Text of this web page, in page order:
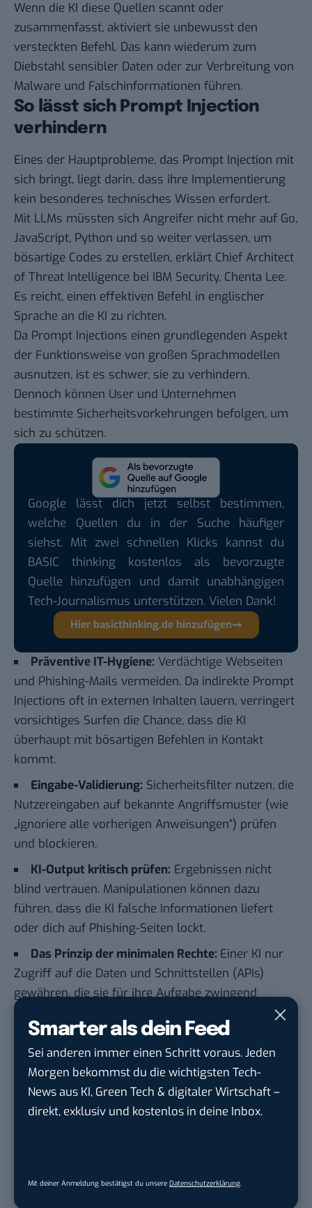
Smarter als dein Feed
Sei anderen immer einen Schritt voraus. Jeden
Morgen bekommst du die wichtigsten Tech-
News aus KI, Green Tech & digitaler Wirtschaft –
direkt, exklusiv und kostenlos in deine Inbox.
Mit deiner Anmeldung bestätigst du unsere Datenschutzerklärung.
Wenn die KI diese Quellen scannt oder
zusammenfasst, aktiviert sie unbewusst den
versteckten Befehl. Das kann wiederum zum
Diebstahl sensibler Daten oder zur Verbreitung von
Malware und Falschinformationen führen.
So lässt sich Prompt Injection
verhindern
Eines der Hauptprobleme, das Prompt Injection mit
sich bringt, liegt darin, dass ihre Implementierung
kein besonderes technisches Wissen erfordert.
Mit LLMs müssten sich Angreifer nicht mehr auf Go,
JavaScript, Python und so weiter verlassen, um
bösartige Codes zu erstellen, erklärt Chief Architect
of Threat Intelligence bei IBM Security, Chenta Lee.
Es reicht, einen effektiven Befehl in englischer
Sprache an die KI zu richten.
Da Prompt Injections einen grundlegenden Aspekt
der Funktionsweise von großen Sprachmodellen
ausnutzen, ist es schwer, sie zu verhindern.
Dennoch können User und Unternehmen
bestimmte Sicherheitsvorkehrungen befolgen, um
sich zu schützen.
Google lässt dich jetzt selbst bestimmen,
welche Quellen du in der Suche häufiger
siehst. Mit zwei schnellen Klicks kannst du
BASIC thinking kostenlos als bevorzugte
Quelle hinzufügen und damit unabhängigen
Tech-Journalismus unterstützen. Vielen Dank!
Hier basicthinking.de hinzufügen
Präventive IT-Hygiene: Verdächtige Webseiten
und Phishing-Mails vermeiden. Da indirekte Prompt
Injections oft in externen Inhalten lauern, verringert
vorsichtiges Surfen die Chance, dass die KI
überhaupt mit bösartigen Befehlen in Kontakt
kommt.
Eingabe-Validierung: Sicherheitsfilter nutzen, die
Nutzereingaben auf bekannte Angriffsmuster (wie
„ignoriere alle vorherigen Anweisungen“) prüfen
und blockieren.
KI-Output kritisch prüfen: Ergebnissen nicht
blind vertrauen. Manipulationen können dazu
führen, dass die KI falsche Informationen liefert
oder dich auf Phishing-Seiten lockt.
Das Prinzip der minimalen Rechte: Einer KI nur
Zugriff auf die Daten und Schnittstellen (APIs)
gewähren, die sie für ihre Aufgabe zwingend
benötigt. Je weniger die KI „darf“, desto geringer ist
der Schaden nach einer Manipulation.
Menschliche Freigabe (Human-in-the-Loop):
Kritische Entscheidungen niemals der KI allein
überlassen. Aktionen wie das Versenden von E-
Mails, Überweisungen oder das Löschen von
Regelmäßige Updates:KI-Anwendungen und die
darunterliegenden Modelle aktuell halten.